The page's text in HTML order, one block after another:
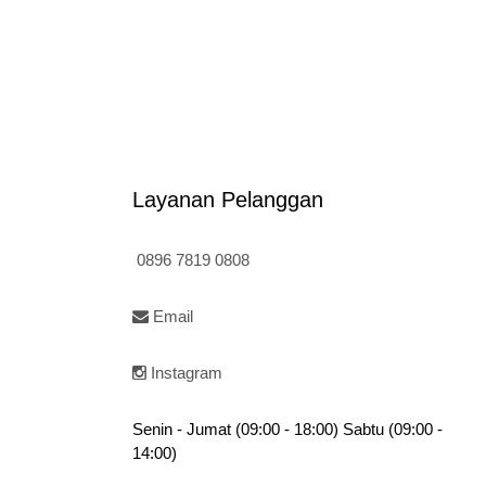
Layanan Pelanggan
0896 7819 0808
Email
Instagram
Senin - Jumat (09:00 - 18:00) Sabtu (09:00 -
14:00)